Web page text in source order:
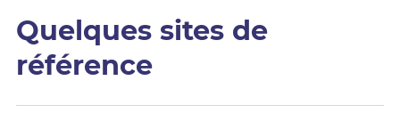
Quelques sites de
référence